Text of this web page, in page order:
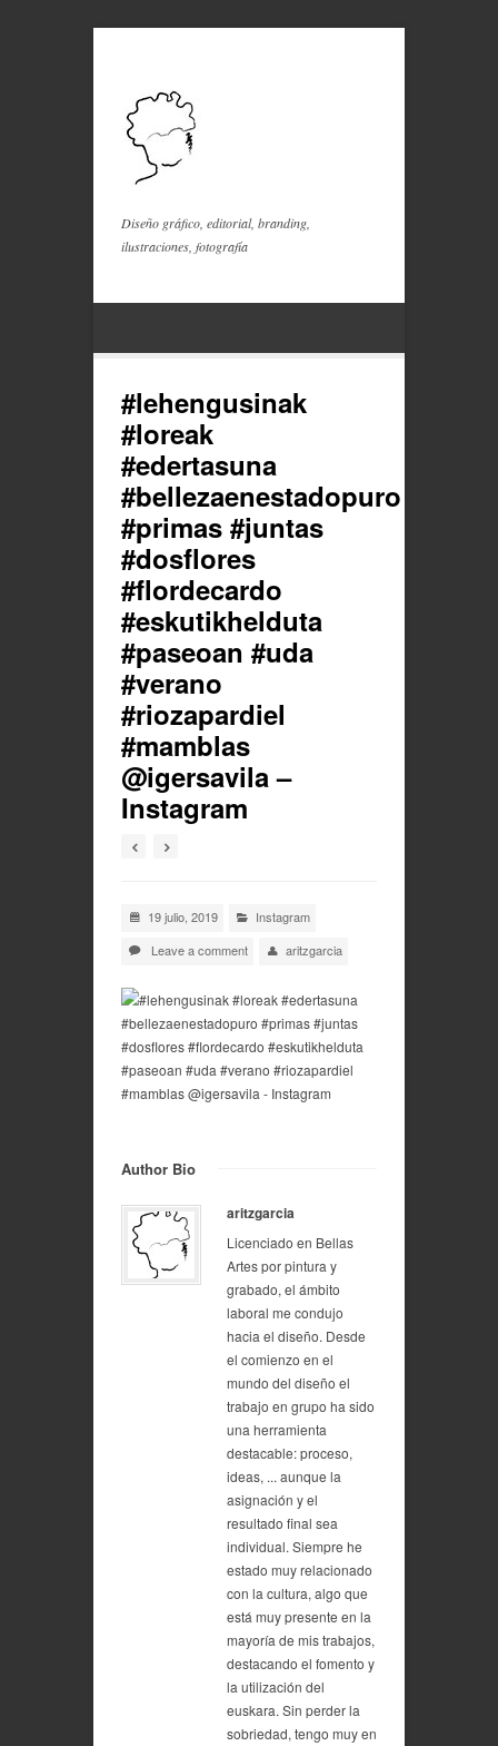
Diseño gráfico, editorial, branding,
ilustraciones, fotografía
#lehengusinak
#loreak
#edertasuna
#bellezaenestadopuro
#primas #juntas
#dosflores
#flordecardo
#eskutikhelduta
#paseoan #uda
#verano
#riozapardiel
#mamblas
@igersavila –
Instagram
19 julio, 2019
Instagram
Leave a comment
aritzgarcia
Author Bio
aritzgarcia
Licenciado en Bellas
Artes por pintura y
grabado, el ámbito
laboral me condujo
hacia el diseño. Desde
el comienzo en el
mundo del diseño el
trabajo en grupo ha sido
una herramienta
destacable: proceso,
ideas, ... aunque la
asignación y el
resultado final sea
individual. Siempre he
estado muy relacionado
con la cultura, algo que
está muy presente en la
mayoría de mis trabajos,
destacando el fomento y
la utilización del
euskara. Sin perder la
sobriedad, tengo muy en